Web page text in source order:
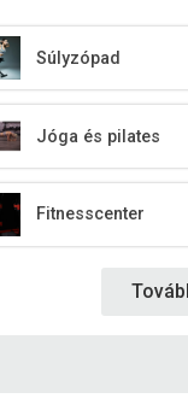
Súlyzópad
Jóga és pilates
Fitnesscenter